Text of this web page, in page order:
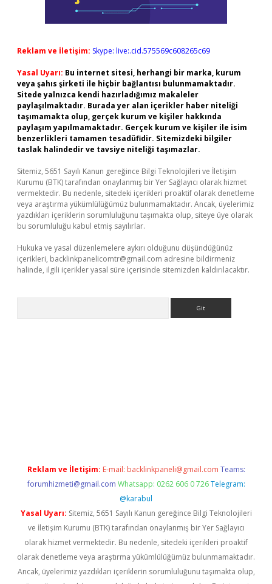
Reklam ve İletişim: Skype: live:.cid.575569c608265c69
Yasal Uyarı: Bu internet sitesi, herhangi bir marka, kurum
veya şahıs şirketi ile hiçbir bağlantısı bulunmamaktadır.
Sitede yalnızca kendi hazırladığımız makaleler
paylaşılmaktadır. Burada yer alan içerikler haber niteliği
taşımamakta olup, gerçek kurum ve kişiler hakkında
paylaşım yapılmamaktadır. Gerçek kurum ve kişiler ile isim
benzerlikleri tamamen tesadüfidir. Sitemizdeki bilgiler
taslak halindedir ve tavsiye niteliği taşımazlar.
Sitemiz, 5651 Sayılı Kanun gereğince Bilgi Teknolojileri ve İletişim
Kurumu (BTK) tarafından onaylanmış bir Yer Sağlayıcı olarak hizmet
vermektedir. Bu nedenle, sitedeki içerikleri proaktif olarak denetleme
veya araştırma yükümlülüğümüz bulunmamaktadır. Ancak, üyelerimiz
yazdıkları içeriklerin sorumluluğunu taşımakta olup, siteye üye olarak
bu sorumluluğu kabul etmiş sayılırlar.
Hukuka ve yasal düzenlemelere aykırı olduğunu düşündüğünüz
içerikleri, backlinkpanelicomtr@gmail.com adresine bildirmeniz
halinde, ilgili içerikler yasal süre içerisinde sitemizden kaldırılacaktır.
Reklam ve İletişim: E-mail: backlinkpaneli@gmail.com Teams:
forumhizmeti@gmail.com Whatsapp: 0262 606 0 726 Telegram:
@karabul
Yasal Uyarı: Sitemiz, 5651 Sayılı Kanun gereğince Bilgi Teknolojileri
ve İletişim Kurumu (BTK) tarafından onaylanmış bir Yer Sağlayıcı
olarak hizmet vermektedir. Bu nedenle, sitedeki içerikleri proaktif
olarak denetleme veya araştırma yükümlülüğümüz bulunmamaktadır.
Ancak, üyelerimiz yazdıkları içeriklerin sorumluluğunu taşımakta olup,